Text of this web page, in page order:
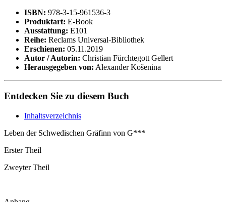
ISBN: 978-3-15-961536-3
Produktart: E-Book
Ausstattung: E101
Reihe: Reclams Universal-Bibliothek
Erschienen: 05.11.2019
Autor / Autorin: Christian Fürchtegott Gellert
Herausgegeben von: Alexander Košenina
Entdecken Sie zu diesem Buch
Inhaltsverzeichnis
Leben der Schwedischen Gräfinn von G***
Erster Theil
Zweyter Theil